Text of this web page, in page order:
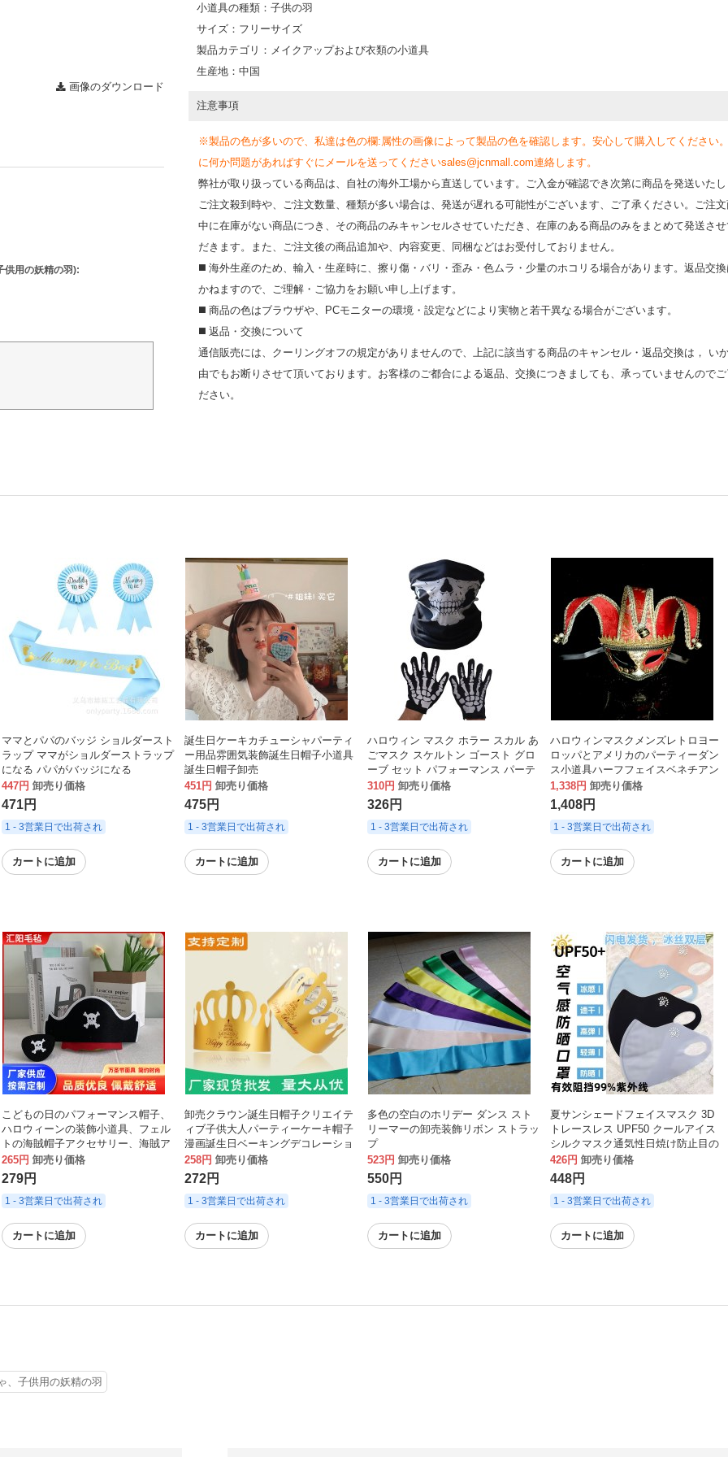
画像のダウンロード
供用の妖精の羽):
小道具の種類：子供の羽
サイズ：フリーサイズ
製品カテゴリ：メイクアップおよび衣類の小道具
生産地：中国
注意事項
※製品の色が多いので、私達は色の欄:属性の画像によって製品の色を確認します。安心して購入してください
に何か問題があればすぐにメールを送ってくださいsales@jcnmall.com連絡します。
弊社が取り扱っている商品は、自社の海外工場から直送しています。ご入金が確認でき次第に商品を発送いた
ご注文殺到時や、ご注文数量、種類が多い場合は、発送が遅れる可能性がございます、ご了承ください。ご注
中に在庫がない商品につき、その商品のみキャンセルさせていただき、在庫のある商品のみをまとめて発送さ
だきます。また、ご注文後の商品追加や、内容変更、同梱などはお受付しておりません。
◼️ 海外⽣産のため、輸⼊・⽣産時に、擦り傷・バリ・歪み・色ムラ・少量のホコリる場合があります。返品交
かねますので、ご理解・ご協⼒をお願い申し上げます。
◼️ 商品の⾊はブラウザや、PCモニターの環境・設定などにより実物と若⼲異なる場合がございます。
◼️ 返品・交換について
通信販売には、クーリングオフの規定がありませんので、上記に該当する商品のキャンセル・返品交換は， い
由でもお断りさせて頂いております。お客様のご都合による返品、交換につきましても、承っていませんので
ださい。
ママとパパのバッジ ショルダースト
ラップ ママがショルダーストラップ
になる パパがバッジになる
447円 卸売り価格
471円
1 - 3営業日で出荷され
カートに追加
誕生日ケーキカチューシャパーティ
ー用品雰囲気装飾誕生日帽子小道具
誕生日帽子卸売
451円 卸売り価格
475円
1 - 3営業日で出荷され
カートに追加
ハロウィン マスク ホラー スカル あ
ごマスク スケルトン ゴースト グロ
ーブ セット パフォーマンス パーテ
ィー ドレスアップ 新しい
310円 卸売り価格
326円
1 - 3営業日で出荷され
カートに追加
ハロウィンマスクメンズレトロヨー
ロッパとアメリカのパーティーダン
ス小道具ハーフフェイスベネチアン
マスクメーカー卸売
1,338円 卸売り価格
1,408円
1 - 3営業日で出荷され
カートに追加
こどもの日のパフォーマンス帽子、
ハロウィーンの装飾小道具、フェル
トの海賊帽子アクセサリー、海賊ア
イマスクアクセサリー
265円 卸売り価格
279円
1 - 3営業日で出荷され
カートに追加
卸売クラウン誕生日帽子クリエイテ
ィブ子供大人パーティーケーキ帽子
漫画誕生日ベーキングデコレーショ
ン紙帽子
258円 卸売り価格
272円
1 - 3営業日で出荷され
カートに追加
多色の空白のホリデー ダンス スト
リーマーの卸売装飾リボン ストラッ
プ
523円 卸売り価格
550円
1 - 3営業日で出荷され
カートに追加
夏サンシェードフェイスマスク 3D
トレースレス UPF50 クールアイス
シルクマスク通気性日焼け防止目の
保護マスク
426円 卸売り価格
448円
1 - 3営業日で出荷され
カートに追加
、子供用の妖精の羽